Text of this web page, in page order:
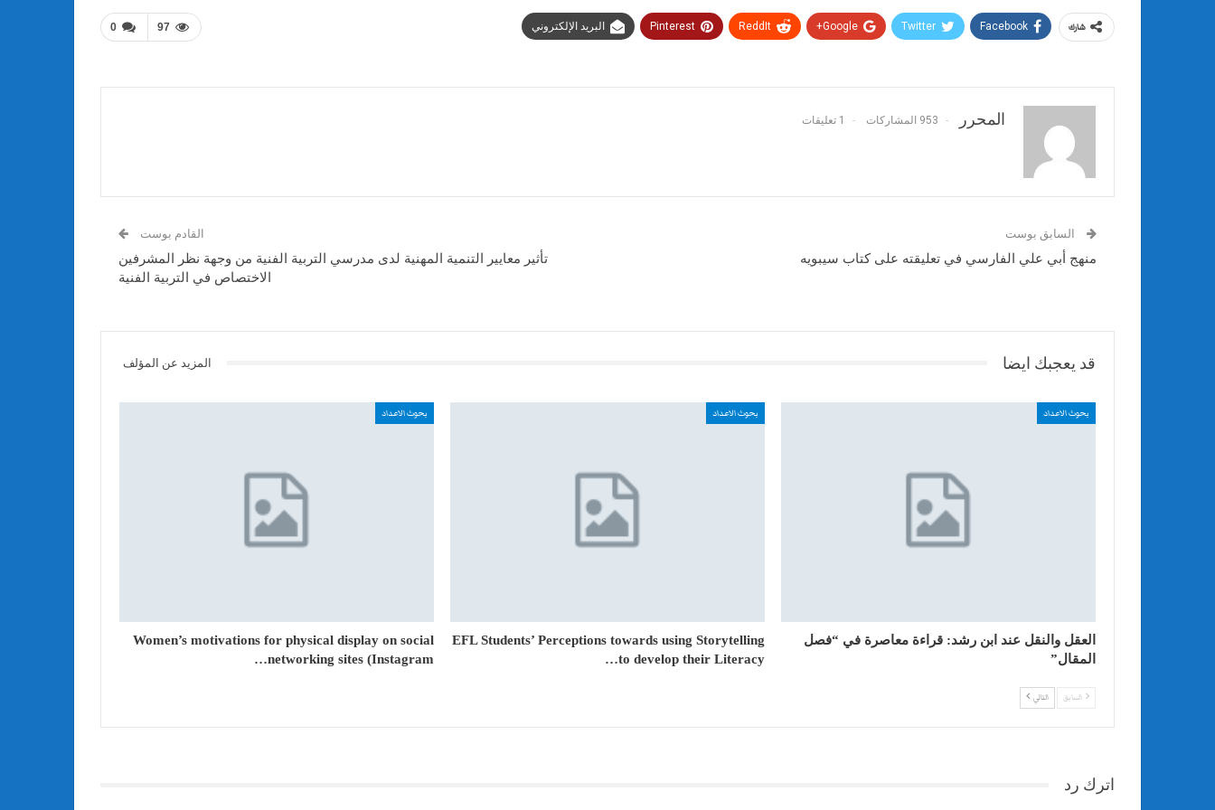
0 97 شارك Facebook
Twitter
Google+
ReddIt
Pinterest البريد الإلكتروني
المحرر 953 المشاركات 1 تعليقات
السابق بوست
منهج أبي علي الفارسي في تعليقته على كتاب سيبويه
القادم بوست
تأثير معايير التنمية المهنية لدى مدرسي التربية الفنية من وجهة نظر المشرفين
الاختصاص في التربية الفنية
قد يعجبك ايضا المزيد عن المؤلف
بحوث الاعداد
العقل والنقل عند ابن رشد: قراءة معاصرة في “فصل
المقال”
بحوث الاعداد
EFL Students’ Perceptions towards using Storytelling
to develop their Literacy…
بحوث الاعداد
Women’s motivations for physical display on social
networking sites (Instagram…
السابق التالي
اترك رد